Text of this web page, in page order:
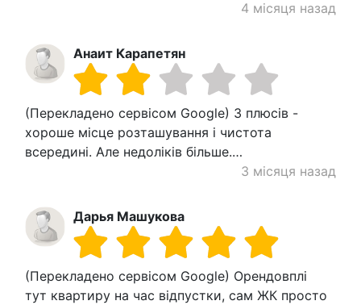
4 місяця назад
Анаит Карапетян
(Перекладено сервісом Google) З плюсів -
хороше місце розташування і чистота
всередині. Але недоліків більше.…
3 місяця назад
Дарья Машукова
(Перекладено сервісом Google) Орендовплі
тут квартиру на час відпустки, сам ЖК просто